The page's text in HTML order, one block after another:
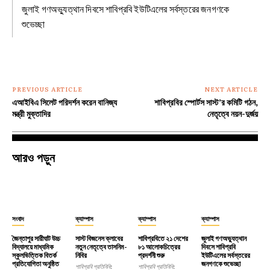
জুলাই গণঅভ্যুত্থান দিবসে শাবিপ্রবি ইউটিএলের সর্বস্তরের জনগণকে
শুভেচ্ছা
PREVIOUS ARTICLE
এআইবিএ সিলেট পরিদর্শন করেন বানিজ্য
মন্ত্রী মুক্তাদির
NEXT ARTICLE
‎শাবিপ্রবির স্পোর্টস সাস্ট’র কমিটি গঠন,
নেতৃত্বে নয়ন-দুর্জয়
আরও পড়ুন
সংবাদ
জৈন্তাপুর সারীঘাট উচ্চ
বিদ্যালয়ে মাধ্যমিক
স্কুলভিত্তিক বিতর্ক
প্রতিযোগিতা অনুষ্ঠিত
ক্যাম্পাস
সাস্ট বিজনেস ক্লাবের
নতুন নেতৃত্বে তাসনিম-
নিবির
শাবিপ্রবি প্রতিনিধি:
ক্যাম্পাস
শাবিপ্রবিতে ২১ দেশের
৮১ আলোকচিত্রের
প্রদর্শনী শুরু
শাবিপ্রবি প্রতিনিধি:
ক্যাম্পাস
জুলাই গণঅভ্যুত্থান
দিবসে শাবিপ্রবি
ইউটিএলের সর্বস্তরের
জনগণকে শুভেচ্ছা